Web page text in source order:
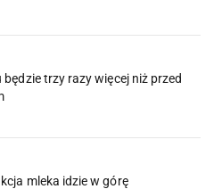
będzie trzy razy więcej niż przed
mleka idzie w górę